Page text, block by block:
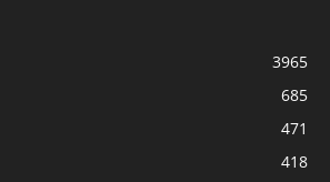
3965
685
471
418